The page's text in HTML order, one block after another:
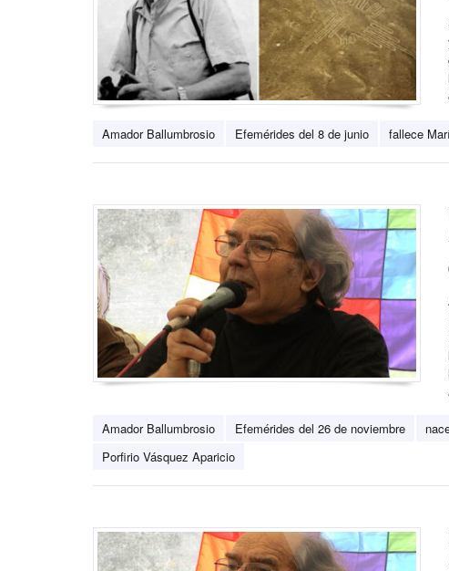
Amador Ballumbrosio Efemérides del 8 de junio fallece
Amador Ballumbrosio Efemérides del 26 de noviembre
Porfirio Vásquez Aparicio